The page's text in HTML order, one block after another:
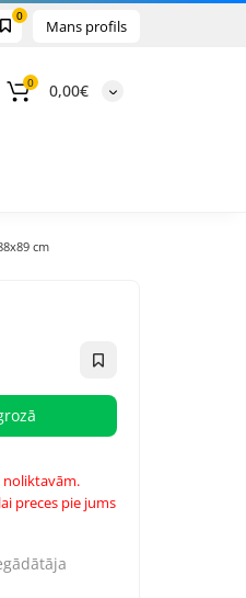
Mans profils
0
0 0,00€
cm
noliktavām.
preces pie jums